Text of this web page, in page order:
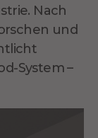
Nach
und
System –